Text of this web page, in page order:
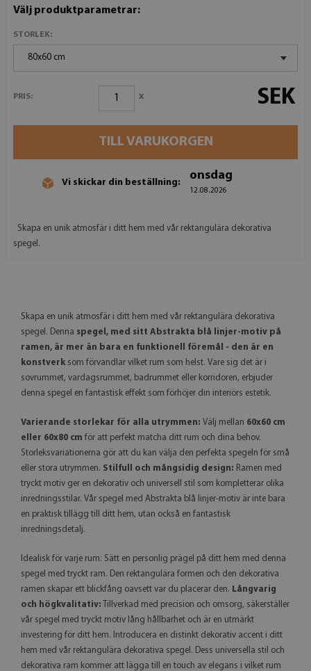
Välj produktparametrar:
STORLEK:
80x60 cm
PRIS: x SEK
TILL VARUKORGEN
Vi skickar din beställning:
onsdag
12.08.2026
Skapa en unik atmosfär i ditt hem med vår rektangulära dekorativa
spegel.
Skapa en unik atmosfär i ditt hem med vår rektangulära dekorativa
spegel. Denna spegel, med sitt Abstrakta blå linjer-motiv på
ramen, är mer än bara en funktionell föremål - den är en
konstverk som förvandlar vilket rum som helst. Vare sig det är i
sovrummet, vardagsrummet, badrummet eller korridoren, erbjuder
denna spegel en fantastisk effekt som förhöjer din interiörs estetik.
Varierande storlekar för alla utrymmen: Välj mellan 60x60 cm
eller 60x80 cm för att perfekt matcha ditt rum och dina behov.
Storleksvariationerna gör att du kan välja den perfekta spegeln för små
eller stora utrymmen. Stilfull och mångsidig design: Ramen med
tryckt motiv ger en dekorativ och universell stil som kompletterar olika
inredningsstilar. Vår spegel med Abstrakta blå linjer-motiv är inte bara
en praktisk tillägg till ditt hem, utan också en fantastisk
inredningsdetalj.
Idealisk för varje rum: Sätt en personlig prägel på ditt hem med denna
spegel med tryckt ram. Den rektangulära formen och den dekorativa
ramen skapar ett blickfång oavsett var du placerar den. Långvarig
och högkvalitativ: Tillverkad med precision och omsorg, säkerställer
vår spegel med tryckt motiv lång hållbarhet och är en utmärkt
investering för ditt hem. Introducera en distinkt dekorativ accent i ditt
hem med vår rektangulära dekorativa spegel. Dess universella stil och
dekorativa ram kommer att lägga till en touch av elegans i vilket rum